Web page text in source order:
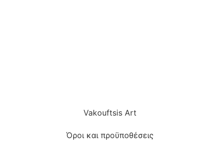
Vakouftsis Art
Όροι και προϋποθέσεις